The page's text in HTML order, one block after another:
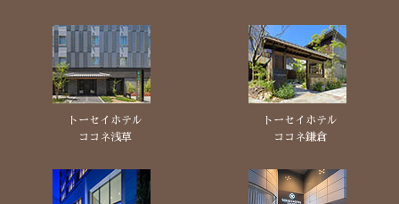
トーセイホテル
ココネ浅草
トーセイホテル
ココネ鎌倉